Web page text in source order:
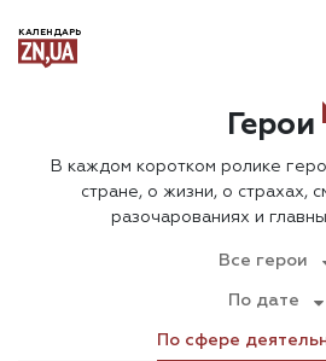
КАЛЕНДАРЬ
Герои
В каждом коротком ролике
стране, о жизни, о страхах,
разочарованиях и
Все герои
По дате
По сфере